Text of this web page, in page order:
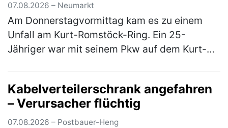
07.08.2026 – Neumarkt
Am Donnerstagvormittag kam es zu einem
Unfall am Kurt-Romstöck-Ring. Ein 25-
Jähriger war mit seinem Pkw auf dem Kurt-
Straß…(mehr)
Kabelverteilerschrank angefahren
– Verursacher flüchtig
07.08.2026 – Postbauer-Heng